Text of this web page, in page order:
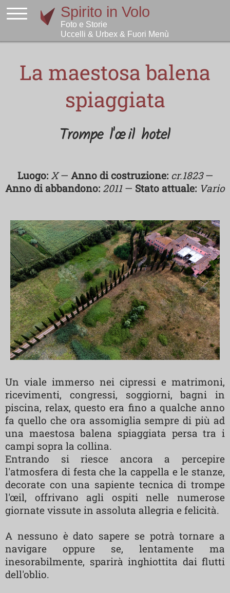
La maestosa balena
spiaggiata
Trompe l'œil hotel
Luogo: X— Anno di costruzione: cr.1823—
Anno di abbandono: 2011— Stato attuale: Vario
Un viale immerso nei cipressi e matrimoni,
ricevimenti, congressi, soggiorni, bagni in
piscina, relax, questo era fino a qualche anno
fa quello che ora assomiglia sempre di più ad
una maestosa balena spiaggiata persa tra i
campi sopra la collina.
Entrando si riesce ancora a percepire
l'atmosfera di festa che la cappella e le stanze,
decorate con una sapiente tecnica di trompe
l'œil, offrivano agli ospiti nelle numerose
giornate vissute in assoluta allegria e felicità.
A nessuno è dato sapere se potrà tornare a
navigare oppure se, lentamente ma
inesorabilmente, sparirà inghiottita dai flutti
dell'oblio.